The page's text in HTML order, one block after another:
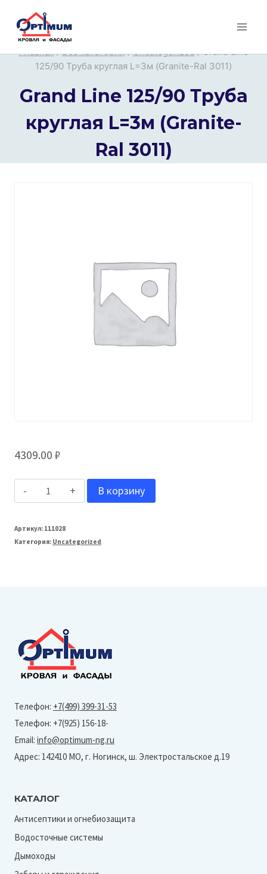
Перейти
Главная / Все категории / Uncategorized / Grand Line
125/90 Труба круглая L=3м (Granite-Ral 3011)
Grand Line 125/90 Труба
круглая L=3м (Granite-
Ral 3011)
4309.00 ₽
Количество
Grand
Line
(Granite-
Ral
3011)
В корзину
Артикул: 111028
Категория: Uncategorized
Телефон: +7(499) 399-31-53
Телефон: +7(925) 156-18-
Email: info@optimum-ng.ru
Адрес: 142410 МО, г. Ногинск, ш. Электростальское д.19
КАТАЛОГ
Антисептики и огнебиозащита
Водосточные системы
Дымоходы